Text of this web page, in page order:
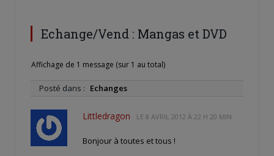
Echange/Vend : Mangas et DVD
Affichage de 1 message (sur 1 au total)
Posté dans : Echanges
Littledragon LE 8 AVRIL 2012 À 22 H 20 MIN
Bonjour à toutes et tous !